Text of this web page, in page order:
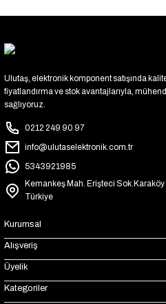
Ulutaş, elektronik komponent satışında
fiyatlandırma ve stok avantajlarıyla,
sağlıyoruz.
0212 249 90 97
info@ulutaselektronik.com.tr
5343921985
Kemankeş Mah. Erişteci Sok.Karaköy
Türkiye
Kurumsal
Alışveriş
Üyelik
Kategoriler